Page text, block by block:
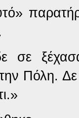
σε
Πόλη.